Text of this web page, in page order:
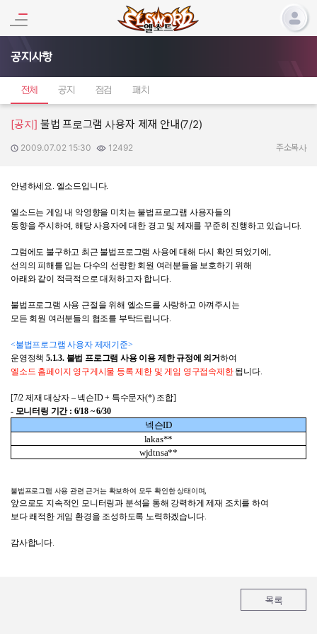
공지사항
전체 공지 점검 패치
[공지] 불법 프로그램 사용자 제재 안내(7/2)
작성일:
2009.07.02 15:30
조회수: 12492 주소복사
안녕하세요. 엘소드입니다.
엘소드는 게임 내 악영향을 미치는 불법프로그램 사용자들의
동향을 주시하여,해당 사용자에 대한 경고 및 제재를 꾸준히 진행하고 있습니다.
그럼에도 불구하고 최근 불법프로그램 사용에 대해 다시 확인 되었기에 ,
선의의 피해를 입는 다수의 선량한 회원 여러분들을 보호하기 위해
아래와 같이 적극적으로 대처하고자 합니다.
불법프로그램 사용 근절을 위해 엘소드를 사랑하고 아껴주시는
모든 회원 여러분들의 협조를 부탁드립니다.
<불법프로그램 사용자 제재기준>
운영정책 5.1.3. 불법 프로그램 사용 이용 제한 규정에 의거하여
엘소드 홈페이지 영구게시물 등록 제한 및 게임 영구접속제한 됩니다.
[7/2 제재 대상자 – 넥슨ID + 특수문자(*) 조합]
- 모니터링 기간 : 6/18 ~ 6/30
넥슨ID
lakas**
wjdtnsa**
불법프로그램 사용 관련 근거는 확보하여 모두 확인한 상태이며,
앞으로도 지속적인 모니터링과 분석을 통해 강력하게 제재 조치를 하여
보다 쾌적한 게임 환경을 조성하도록 노력하겠습니다.
감사합니다.
목록